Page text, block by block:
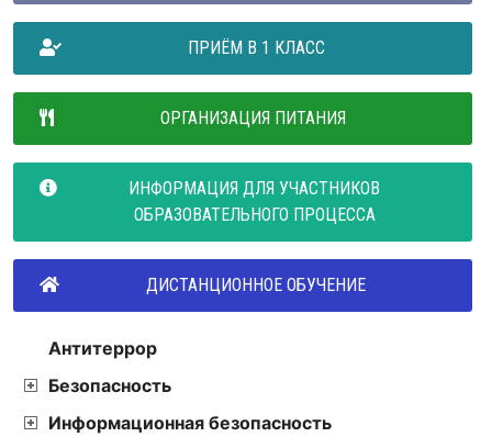
ПРИЁМ В 1 КЛАСС
ОРГАНИЗАЦИЯ ПИТАНИЯ
ИНФОРМАЦИЯ ДЛЯ УЧАСТНИКОВ
ОБРАЗОВАТЕЛЬНОГО ПРОЦЕССА
ДИСТАНЦИОННОЕ ОБУЧЕНИЕ
Антитеррор
Безопасность
Информационная безопасность